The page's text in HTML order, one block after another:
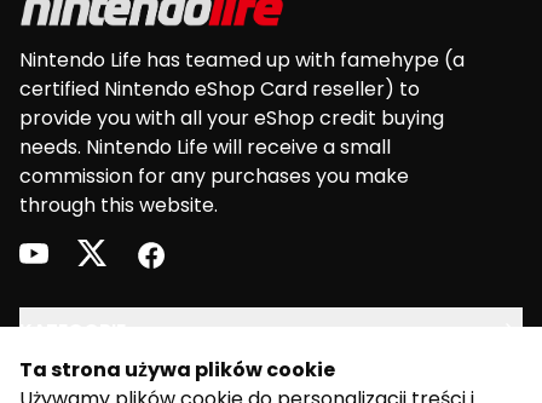
Ta strona używa plików cookie
Nintendo Life has teamed up with famehype (a
certified Nintendo eShop Card reseller) to
provide you with all your eShop credit buying
needs. Nintendo Life will receive a small
commission for any purchases you make
through this website.
youtubetwitterfacebook
PRAWNY